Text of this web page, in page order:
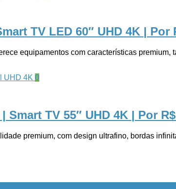
TV LED 60″ UHD 4K | Por
equipamentos com características
0
Smart TV 55″ UHD 4K | Por
premium, com design ultrafino, bordas